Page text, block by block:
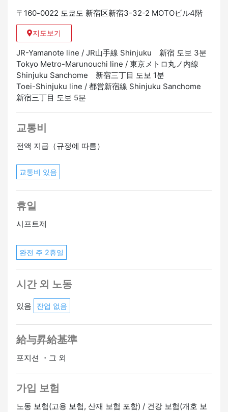
〒160-0022 도쿄도 新宿区新宿3-32-2 MOTOビル4階
지도보기
JR-Yamanote line / JR山手線 Shinjuku 新宿 도보 3분
Tokyo Metro-Marunouchi line / 東京メトロ丸ノ内線
Shinjuku Sanchome 新宿三丁目 도보 1분
Toei-Shinjuku line / 都営新宿線 Shinjuku Sanchome
新宿三丁目 도보 5분
교통비
전액 지급（규정에 따름）
교통비 있음
휴일
시프트제
완전 주 2휴일
시간 외 노동
있음 잔업 없음
給与昇給基準
포지션 ・그 외
가입 보험
노동 보험(고용 보험, 산재 보험 포함) / 건강 보험(개호 보